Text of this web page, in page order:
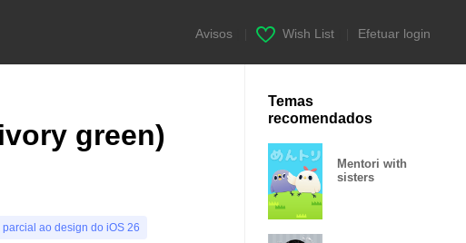
Avisos Wish List Efetuar login
green)
parcial ao design do iOS 26
Temas
recomendados
Mentori with
sisters